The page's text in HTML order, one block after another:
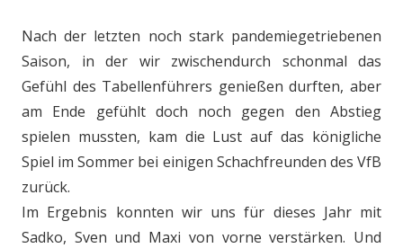
Nach der letzten noch stark pandemiegetriebenen
Saison, in der wir zwischendurch schonmal das
Gefühl des Tabellenführers genießen durften, aber
am Ende gefühlt doch noch gegen den Abstieg
spielen mussten, kam die Lust auf das königliche
Spiel im Sommer bei einigen Schachfreunden des VfB
zurück.
Im Ergebnis konnten wir uns für dieses Jahr mit
Sadko, Sven und Maxi von vorne verstärken. Und